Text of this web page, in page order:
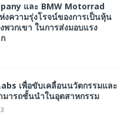
และ BMW Motorrad
งความรุ่งโรจน์ของการเป็นหุ้น
พวกเขา ในการส่งมอบแรง
เพื่อขับเคลื่อนนวัตกรรมและ
มารถชั้นนำในอุตสาหกรรม